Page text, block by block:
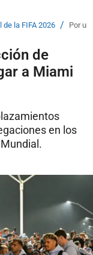
de la FIFA 2026 / Por
de
a Miami
en los